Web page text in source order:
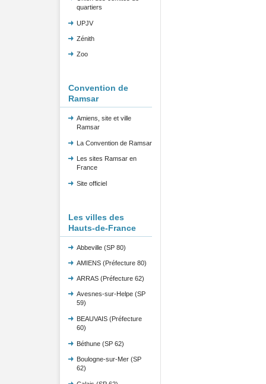
quartiers
UPJV
Zénith
Zoo
Convention de
Ramsar
Amiens, site et ville
Ramsar
La Convention de Ramsar
Les sites Ramsar en
France
Site officiel
Les villes des
Hauts-de-France
Abbeville (SP 80)
AMIENS (Préfecture 80)
ARRAS (Préfecture 62)
Avesnes-sur-Helpe (SP
59)
BEAUVAIS (Préfecture
60)
Béthune (SP 62)
Boulogne-sur-Mer (SP
62)